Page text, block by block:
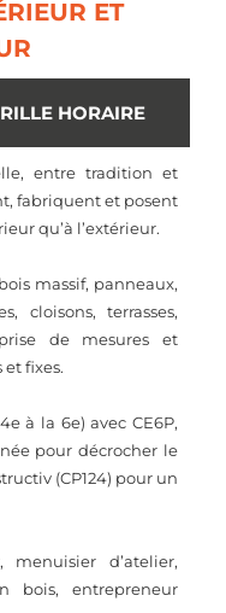
ET
HORAIRE
entre tradition et
fabriquent et posent
qu’à l’extérieur.
massif, panneaux,
cloisons, terrasses,
de mesures et
fixes.
à la 6e) avec CE6P,
pour décrocher le
(CP124) pour un
menuisier d’atelier,
bois, entrepreneur